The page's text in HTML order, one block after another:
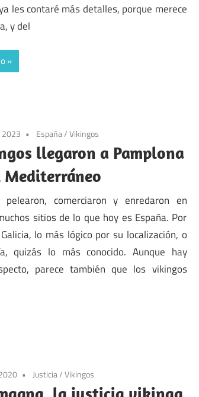
les contaré más detalles, porque merece
y del
2023 España/Vikingos
llegaron a Pamplona
Mediterráneo
pelearon, comerciaron y enredaron en
sitios de lo que hoy es España. Por
lo más lógico por su localización, o
quizás lo más conocido. Aunque hay
parece también que los vikingos
Justicia/Vikingos